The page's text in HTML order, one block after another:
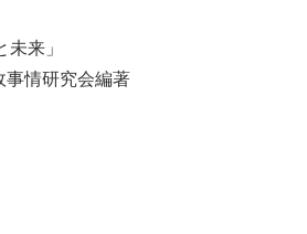
来」
事情研究会編著